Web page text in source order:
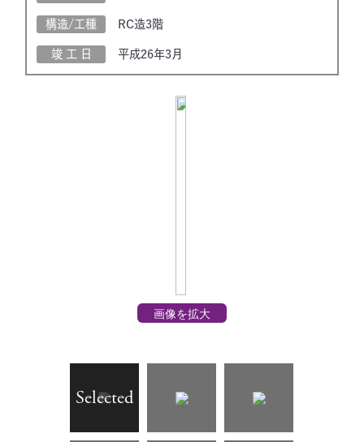
構造/工種 RC造3階
竣 工 日 平成26年3月
画像を拡大